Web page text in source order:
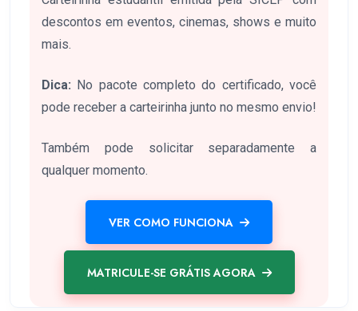
descontos em eventos, cinemas, shows e muito
mais.
Dica: No pacote completo do certificado, você
pode receber a carteirinha junto no mesmo envio!
Também pode solicitar separadamente a
qualquer momento.
VER COMO FUNCIONA
MATRICULE-SE GRÁTIS AGORA